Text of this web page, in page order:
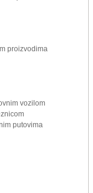
proizvodima
vozilom
putovima